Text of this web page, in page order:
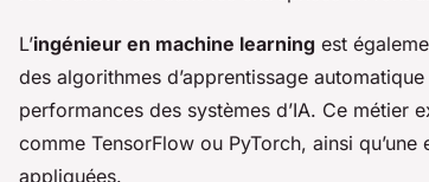
L’ingénieur en machine learning est
des algorithmes d’apprentissage
performances des systèmes d’IA. Ce métier
comme TensorFlow ou PyTorch, ainsi
appliquées.